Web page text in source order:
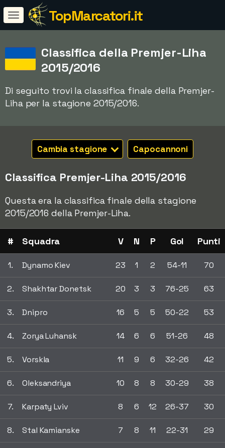
TopMarcatori.it
Classifica della Premjer-Liha
2015/2016
Di seguito trovi la classifica finale della Premjer-
Liha per la stagione 2015/2016.
Cambia stagione Capocannoni
Classifica Premjer-Liha 2015/2016
Questa era la classifica finale della stagione
2015/2016 della Premjer-Liha.
# Squadra V N P Gol Punti
1. Dynamo Kiev 23 1 2 54-11 70
2. Shakhtar Donetsk 20 3 3 76-25 63
3. Dnipro 16 5 5 50-22 53
4. Zorya Luhansk 14 6 6 51-26 48
5. Vorskla 11 9 6 32-26 42
6. Oleksandriya 10 8 8 30-29 38
7. Karpaty Lviv 8 6 12 26-37 30
8. Stal Kamianske 7 8 11 22-31 29